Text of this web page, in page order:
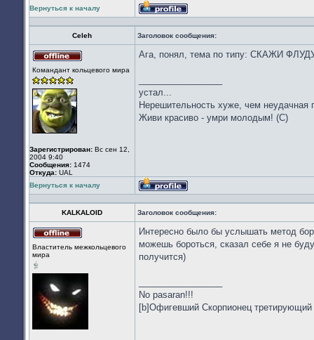
Вернуться к началу
Профиль
Celeh Заголовок сообщения:
в
Командант кольцевого мира
Зарегистрирован: Вс сен 12,
2004 9:40
Сообщения: 1474
Откуда: UAL
Ага, понял, тема по типу: СКАЖИ
устал...
Нерешительность хуже, чем неудачная
Живи красиво - умри молодым! (С)
Вернуться к началу
Профиль
KALKALOID Заголовок сообщения:
в
Властитель межкольцевого
мира
Интересно было бы услышать метод
можешь бороться, сказал себе я не
получится)
No pasaran!!!
[b]Офигевший Скорпионец